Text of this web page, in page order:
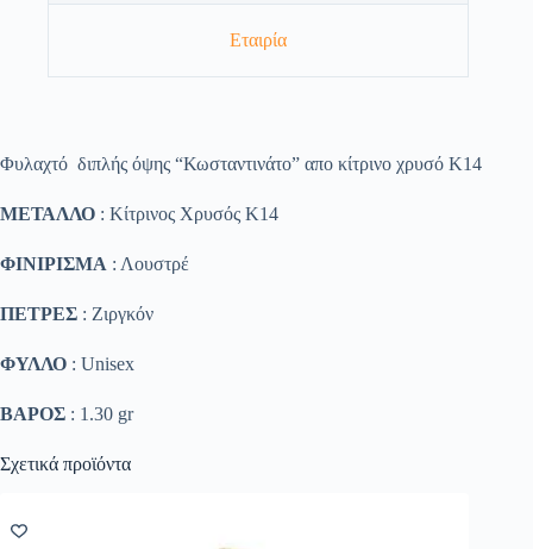
Εταιρία
Φυλαχτό διπλής όψης “Κωσταντινάτο” απο κίτρινο χρυσό Κ14
ΜΕΤΑΛΛΟ : Κίτρινος Χρυσός K14
ΦΙΝΙΡΙΣΜΑ : Λουστρέ
ΠΕΤΡΕΣ : Ζιργκόν
ΦΥΛΛΟ : Unisex
ΒΑΡΟΣ : 1.30 gr
Σχετικά προϊόντα